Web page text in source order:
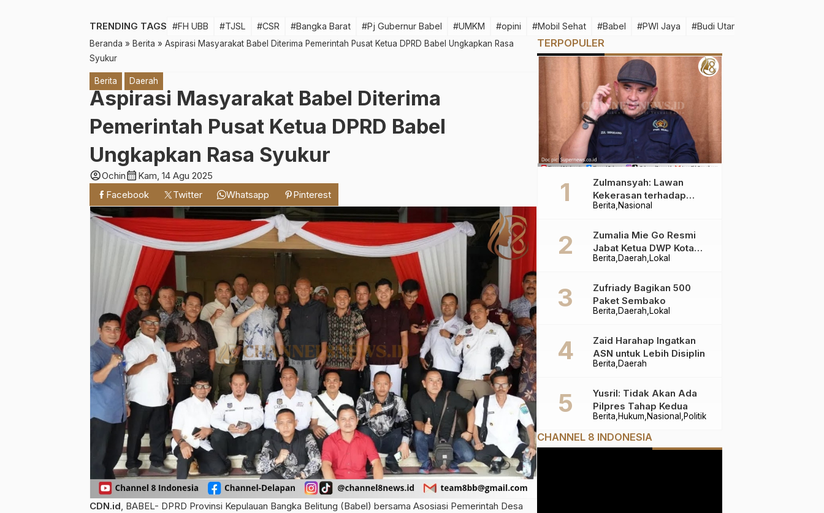
TRENDING TAGS #FH UBB #TJSL #CSR #Bangka Barat #Pj Gubernur Babel #UMKM #opini #Mobil Sehat #Babel #PWI Jaya #Budi Utama
Beranda » Berita » Aspirasi Masyarakat Babel Diterima Pemerintah Pusat Ketua DPRD Babel Ungkapkan Rasa
Syukur
Berita Daerah
Aspirasi Masyarakat Babel Diterima
Pemerintah Pusat Ketua DPRD Babel
Ungkapkan Rasa Syukur
account_circleOchincalendar_month Kam, 14 Agu 2025
Facebook
Twitter Whatsapp Pinterest
CDN.id, BABEL- DPRD Provinsi Kepulauan Bangka Belitung (Babel) bersama Asosiasi Pemerintah Desa
TERPOPULER
Berita Nasional
Zulmansyah: Lawan
Kekerasan terhadap
Wartawan
Berita Daerah Lokal
Zumalia Mie Go Resmi
Jabat Ketua DWP Kota
Pangkalpinang
Berita Daerah Lokal
Zufriady Bagikan 500
Paket Sembako
Berita Daerah
Zaid Harahap Ingatkan
ASN untuk Lebih Disiplin
Berita Hukum Nasional Politik
Yusril: Tidak Akan Ada
Pilpres Tahap Kedua
CHANNEL 8 INDONESIA